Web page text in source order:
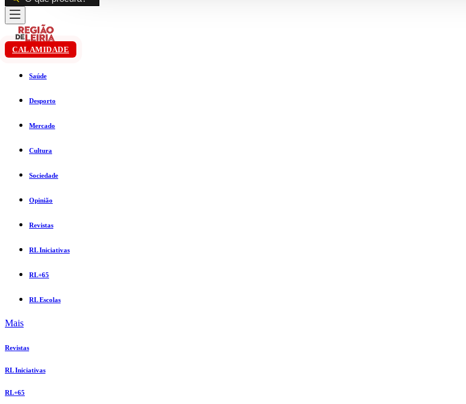
CALAMIDADE
Saúde
Desporto
Mercado
Cultura
Sociedade
Opinião
Revistas
RL Iniciativas
RL+65
RL Escolas
Mais
Revistas
RL Iniciativas
RL+65